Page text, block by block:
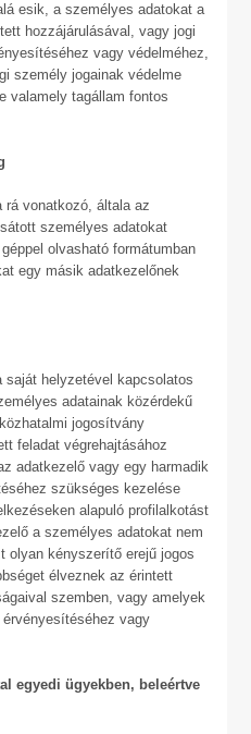
esik, a személyes adatokat a
hozzájárulásával, vagy jogi
vagy védelméhez,
személy jogainak védelme
valamely tagállam fontos
rá vonatkozó, általa az
személyes adatokat
olvasható formátumban
egy másik adatkezelőnek
saját helyzetével kapcsolatos
adatainak közérdekű
jogosítvány
feladat végrehajtásához
adatkezelő vagy egy harmadik
szükséges kezelése
alapuló profilalkotást
a személyes adatokat nem
olyan kényszerítő erejű jogos
élveznek az érintett
szemben, vagy amelyek
vagy
egyedi ügyekben, beleértve